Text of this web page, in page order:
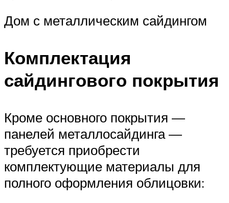
Дом с металлическим сайдингом
Комплектация
сайдингового покрытия
Кроме основного покрытия —
панелей металлосайдинга —
требуется приобрести
комплектующие материалы для
полного оформления облицовки: